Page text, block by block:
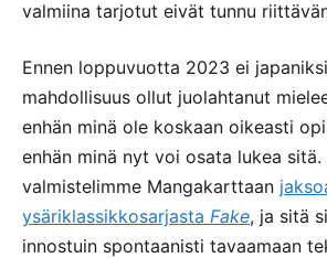
valmiina tarjotut eivät tunnu
Ennen loppuvuotta 2023 ei
mahdollisuus ollut juolahtanut
enhän minä ole koskaan oikeasti
enhän minä nyt voi osata lukea
valmistelimme Mangakarttaan
ysäriklassikkosarjasta Fake, ja sitä
innostuin spontaanisti tavaamaan